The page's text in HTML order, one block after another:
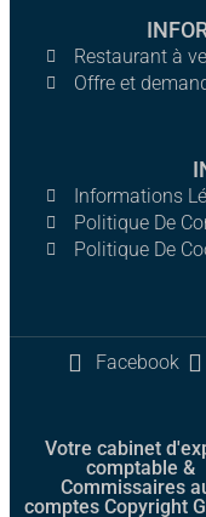
Restaurant à
Offre et
Informations
Politique De
Politique De
Facebook
Votre cabinet
comptable &
Commissaires
comptes Copyright